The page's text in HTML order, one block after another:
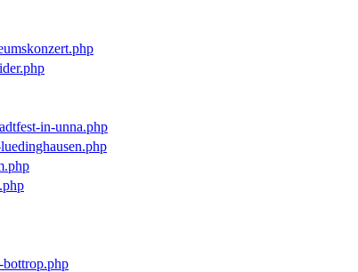
in-unna.php